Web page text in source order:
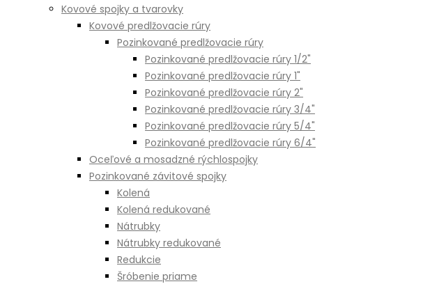
Kovové spojky a tvarovky
Kovové predlžovacie rúry
Pozinkované predlžovacie rúry
Pozinkované predlžovacie rúry 1/2"
Pozinkované predlžovacie rúry 1"
Pozinkované predlžovacie rúry 2"
Pozinkované predlžovacie rúry 3/4"
Pozinkované predlžovacie rúry 5/4"
Pozinkované predlžovacie rúry 6/4"
Oceľové a mosadzné rýchlospojky
Pozinkované závitové spojky
Kolená
Kolená redukované
Nátrubky
Nátrubky redukované
Redukcie
Šróbenie priame